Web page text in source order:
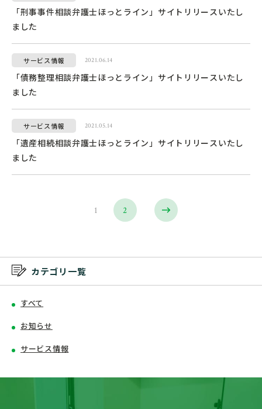
「刑事事件相談弁護士ほっとライン」サイトリリースいたし
ました
サービス情報 2021.06.14
「債務整理相談弁護士ほっとライン」サイトリリースいたし
ました
サービス情報 2021.05.14
「遺産相続相談弁護士ほっとライン」サイトリリースいたし
ました
1 2 >
カテゴリ一覧
すべて
お知らせ
サービス情報